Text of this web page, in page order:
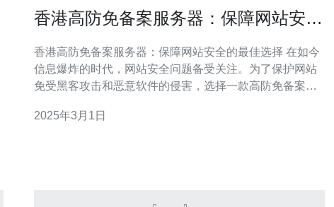
香港高防免备案服务器：保障网站安全
香港高防免备案服务器：保障网站安全的最佳选择 在如今
信息爆炸的时代，网站安全问题备受关注。为了保护网站
免受黑客攻击和恶意软件的侵害，选择一款高防免备案服
保障网站安全的最佳选择。 高防免备案服务器是一种能够
2025年3月1日